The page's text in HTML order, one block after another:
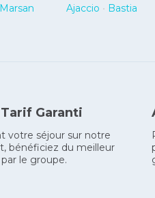
Ajaccio • Bastia
Garanti
votre séjour sur notre
bénéficiez du meilleur
le groupe.